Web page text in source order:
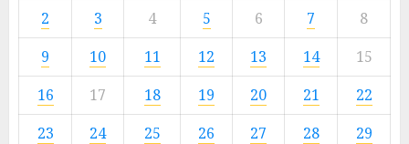
2
3 4 5 6 7
8
9
10 11 12 13 14
15
16
17 18 19 20 21
22
23
24 25 26 27 28
29